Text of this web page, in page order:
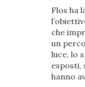
Flos ha
che
un
luce, lo
esposti,
hanno